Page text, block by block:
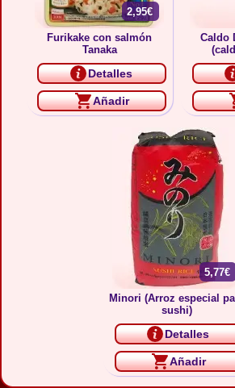
2,95€
Furikake con salmón
Tanaka
Detalles
Añadir
Caldo
5,77€
Minori (Arroz especial
sushi)
Detalles
Añadir